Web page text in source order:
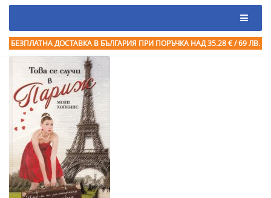
БЕЗПЛАТНА ДОСТАВКА В БЪЛГАРИЯ ПРИ ПОРЪЧКА НАД 35.28 € / 69 ЛВ.